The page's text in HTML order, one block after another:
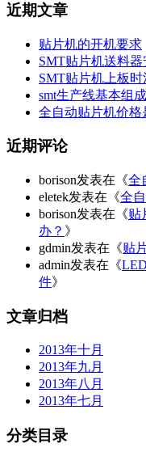
近期文章
贴片机的开机要求
SMT贴片机送料
SMT贴片机上板时
smt生产线基本组
全自动贴片机价格
近期评论
borison发表在《全
eletek发表在《全
borison发表在《贴
办？ 》
gdmin发表在《贴
admin发表在《
件》
文章归档
2013年十月
2013年九月
2013年八月
2013年七月
分类目录